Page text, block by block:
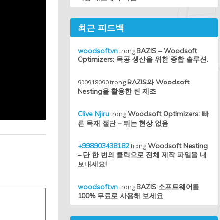
최근 피드백
woodsoft.vntrongBAZIS – Woodsoft
Optimizers: 목공 생산을 위한 종합 솔루션.
900918090trongBAZIS와 Woodsoft
Nesting을 활용한 린 제조
Clive NjirutrongWoodsoft Optimizers: 빠
른 목재 절단 – 튀는 현상 없음
+998903438182trongWoodsoft Nesting
– 단 한 번의 클릭으로 전체 제작 파일을 내
보내세요!
woodsoft.vntrongBAZIS 소프트웨어를
100% 무료로 사용해 보세요